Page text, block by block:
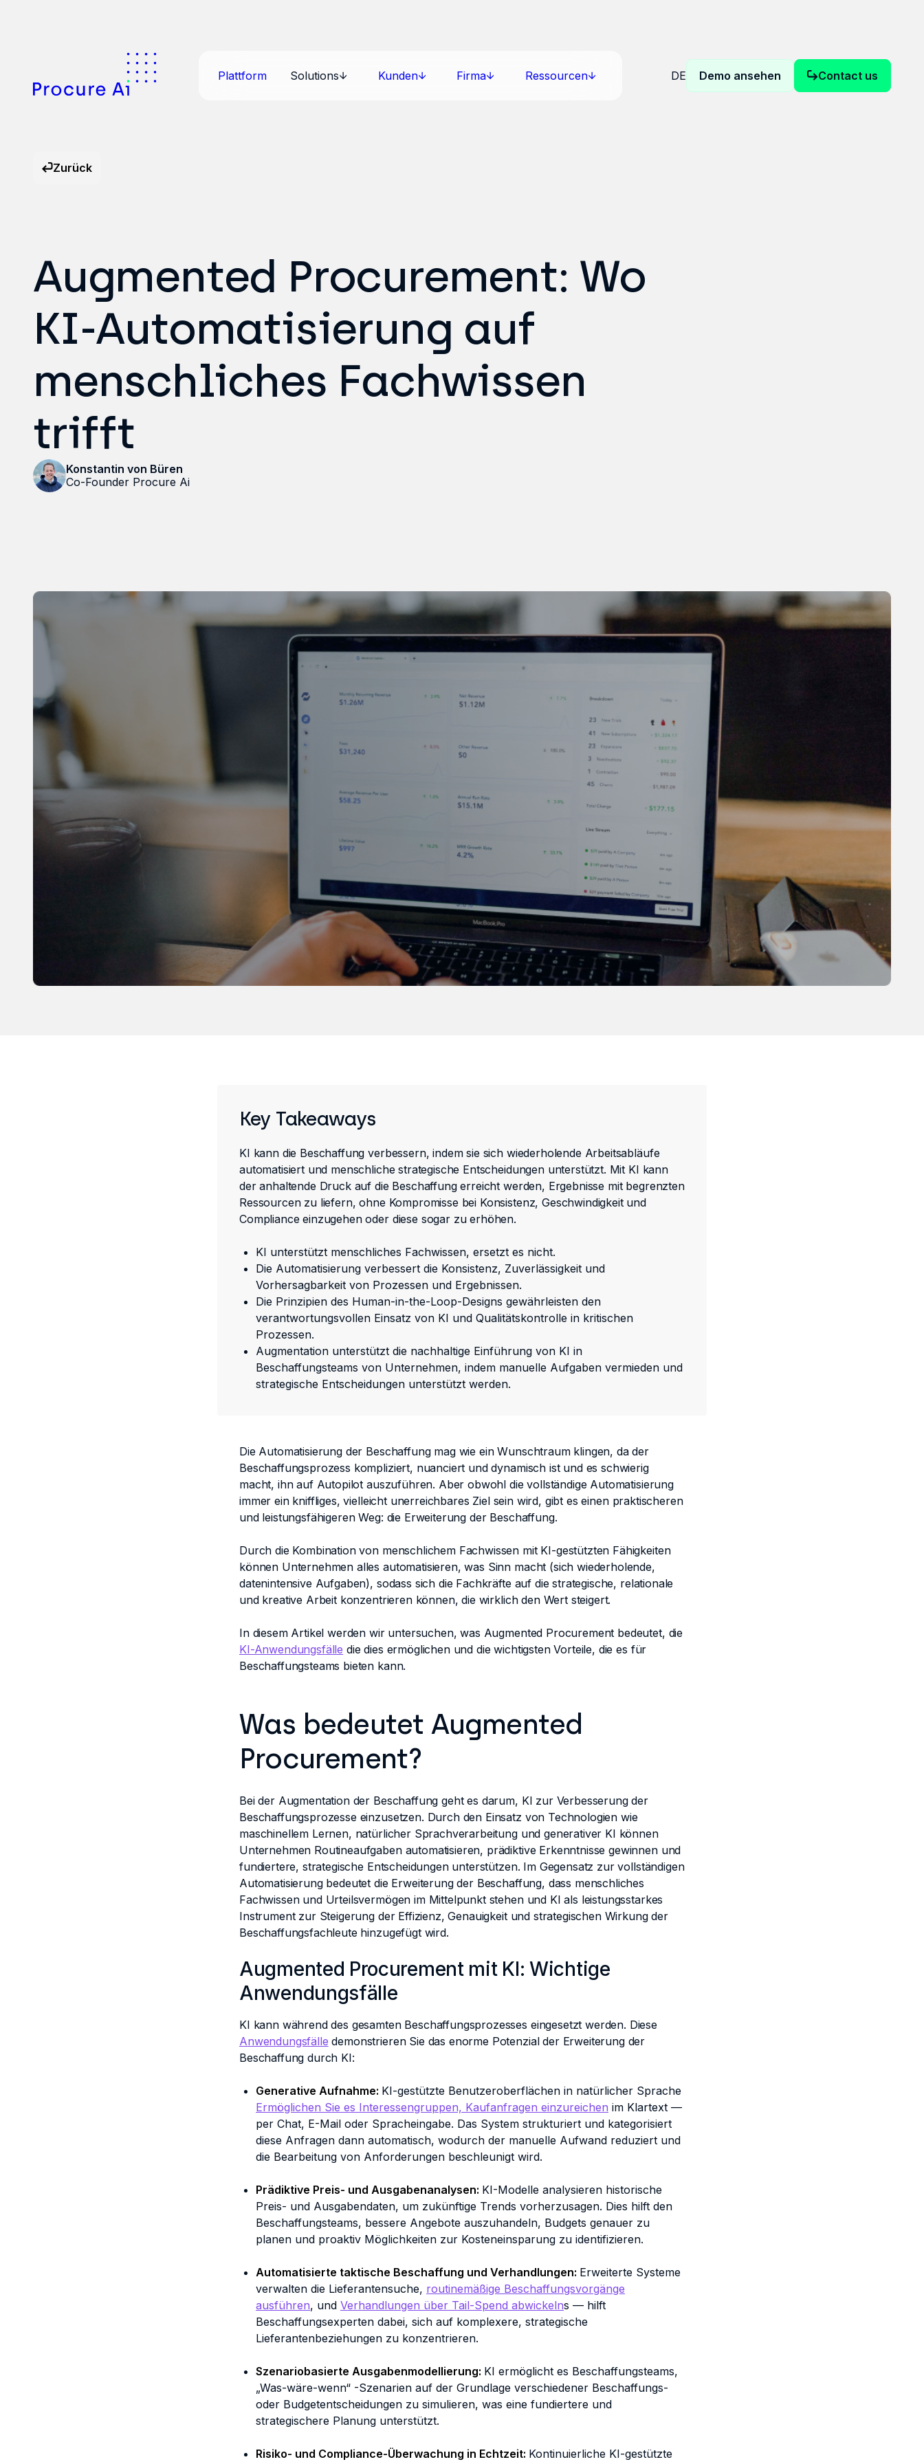
Plattform Solutions Kunden Firma Ressourcen DE Demo ansehen Contact us
Zurück
Augmented Procurement: Wo
KI-Automatisierung auf
menschliches Fachwissen
trifft
Konstantin von Büren
Co-Founder Procure Ai
Key Takeaways
KI kann die Beschaffung verbessern, indem sie sich wiederholende Arbeitsabläufe
automatisiert und menschliche strategische Entscheidungen unterstützt. Mit KI kann
der anhaltende Druck auf die Beschaffung erreicht werden, Ergebnisse mit begrenzten
Ressourcen zu liefern, ohne Kompromisse bei Konsistenz, Geschwindigkeit und
Compliance einzugehen oder diese sogar zu erhöhen.
KI unterstützt menschliches Fachwissen, ersetzt es nicht.
Die Automatisierung verbessert die Konsistenz, Zuverlässigkeit und
Vorhersagbarkeit von Prozessen und Ergebnissen.
Die Prinzipien des Human-in-the-Loop-Designs gewährleisten den
verantwortungsvollen Einsatz von KI und Qualitätskontrolle in kritischen
Prozessen.
Augmentation unterstützt die nachhaltige Einführung von KI in
Beschaffungsteams von Unternehmen, indem manuelle Aufgaben vermieden und
strategische Entscheidungen unterstützt werden.
Die Automatisierung der Beschaffung mag wie ein Wunschtraum klingen, da der
Beschaffungsprozess kompliziert, nuanciert und dynamisch ist und es schwierig
macht, ihn auf Autopilot auszuführen. Aber obwohl die vollständige Automatisierung
immer ein kniffliges, vielleicht unerreichbares Ziel sein wird, gibt es einen praktischeren
und leistungsfähigeren Weg: die Erweiterung der Beschaffung.
Durch die Kombination von menschlichem Fachwissen mit KI-gestützten Fähigkeiten
können Unternehmen alles automatisieren, was Sinn macht (sich wiederholende,
datenintensive Aufgaben), sodass sich die Fachkräfte auf die strategische, relationale
und kreative Arbeit konzentrieren können, die wirklich den Wert steigert.
In diesem Artikel werden wir untersuchen, was Augmented Procurement bedeutet, die
KI-Anwendungsfälle die dies ermöglichen und die wichtigsten Vorteile, die es für
Beschaffungsteams bieten kann.
Was bedeutet Augmented
Procurement?
Bei der Augmentation der Beschaffung geht es darum, KI zur Verbesserung der
Beschaffungsprozesse einzusetzen. Durch den Einsatz von Technologien wie
maschinellem Lernen, natürlicher Sprachverarbeitung und generativer KI können
Unternehmen Routineaufgaben automatisieren, prädiktive Erkenntnisse gewinnen und
fundiertere, strategische Entscheidungen unterstützen. Im Gegensatz zur vollständigen
Automatisierung bedeutet die Erweiterung der Beschaffung, dass menschliches
Fachwissen und Urteilsvermögen im Mittelpunkt stehen und KI als leistungsstarkes
Instrument zur Steigerung der Effizienz, Genauigkeit und strategischen Wirkung der
Beschaffungsfachleute hinzugefügt wird.
Augmented Procurement mit KI: Wichtige
Anwendungsfälle
KI kann während des gesamten Beschaffungsprozesses eingesetzt werden. Diese
Anwendungsfälle demonstrieren Sie das enorme Potenzial der Erweiterung der
Beschaffung durch KI:
Generative Aufnahme: KI-gestützte Benutzeroberflächen in natürlicher Sprache
Ermöglichen Sie es Interessengruppen, Kaufanfragen einzureichen im Klartext —
per Chat, E-Mail oder Spracheingabe. Das System strukturiert und kategorisiert
diese Anfragen dann automatisch, wodurch der manuelle Aufwand reduziert und
die Bearbeitung von Anforderungen beschleunigt wird.
Prädiktive Preis- und Ausgabenanalysen: KI-Modelle analysieren historische
Preis- und Ausgabendaten, um zukünftige Trends vorherzusagen. Dies hilft den
Beschaffungsteams, bessere Angebote auszuhandeln, Budgets genauer zu
planen und proaktiv Möglichkeiten zur Kosteneinsparung zu identifizieren.
Automatisierte taktische Beschaffung und Verhandlungen: Erweiterte Systeme
verwalten die Lieferantensuche, routinemäßige Beschaffungsvorgänge
ausführen, und Verhandlungen über Tail-Spend abwickelns — hilft
Beschaffungsexperten dabei, sich auf komplexere, strategische
Lieferantenbeziehungen zu konzentrieren.
Szenariobasierte Ausgabenmodellierung: KI ermöglicht es Beschaffungsteams,
„Was-wäre-wenn“ -Szenarien auf der Grundlage verschiedener Beschaffungs-
oder Budgetentscheidungen zu simulieren, was eine fundiertere und
strategischere Planung unterstützt.
Risiko- und Compliance-Überwachung in Echtzeit: Kontinuierliche KI-gestützte